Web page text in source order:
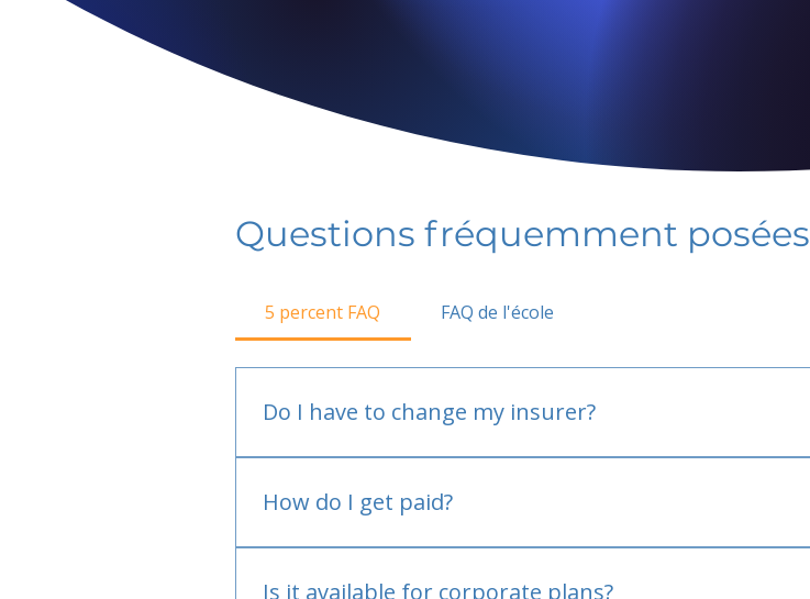
Questions fréquemment posées
5 percent FAQ FAQ de l'école
Do I have to change my insurer?
How do I get paid?
Is it available for corporate plans?